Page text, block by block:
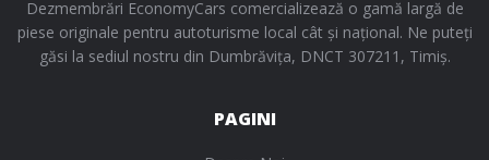
Dezmembrări EconomyCars comercializează o gamă largă de
piese originale pentru autoturisme local cât și național. Ne puteți
găsi la sediul nostru din Dumbrăvița, DNCT 307211, Timiș.
PAGINI